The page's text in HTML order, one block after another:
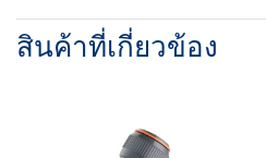
สินค้าที่เกี่ยวข้อง